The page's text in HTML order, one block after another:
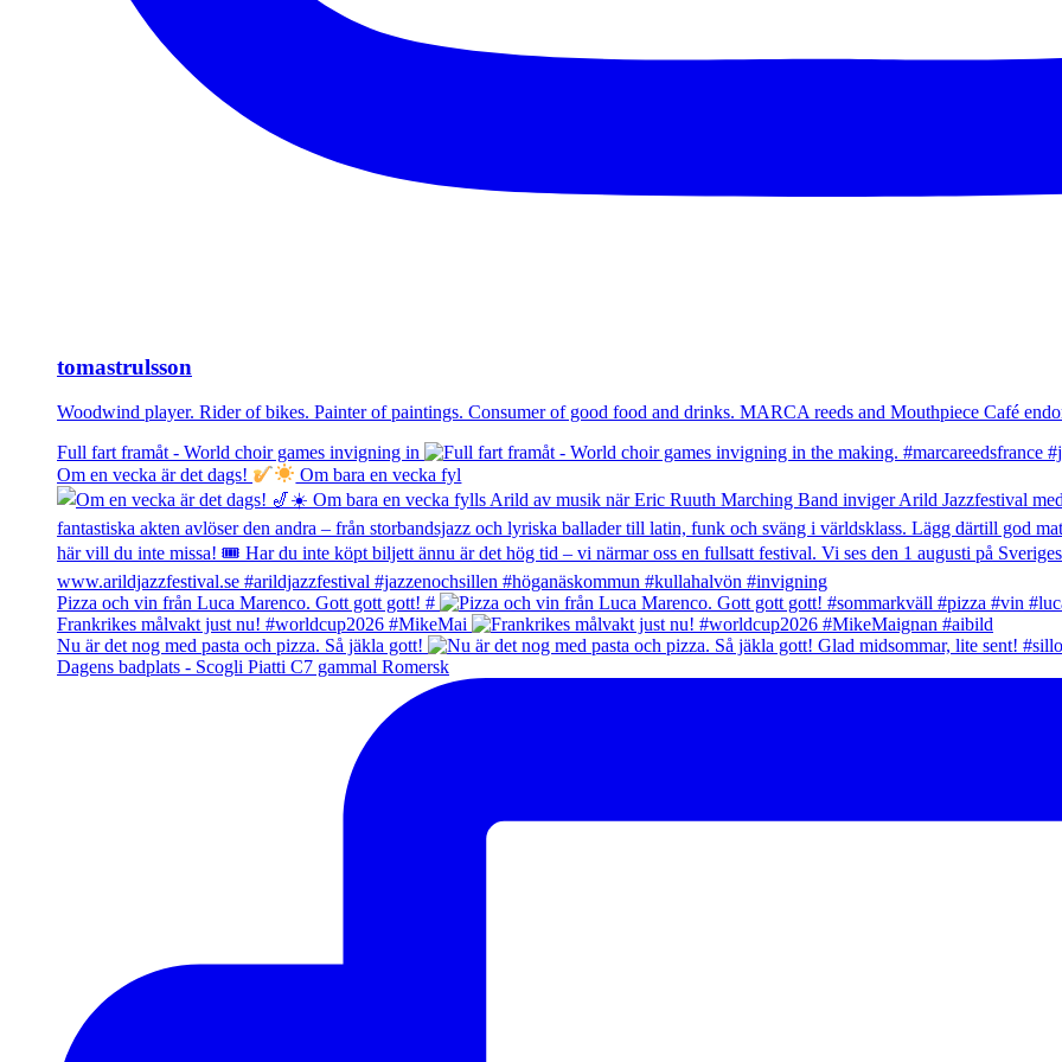
tomastrulsson
Woodwind player. Rider of bikes. Painter of paintings. Consumer of good food and drinks. MARCA reeds and Mouthpiece Café
Full fart framåt - World choir games invigning in
Om en vecka är det dags!
Om bara en vecka fyl
Pizza och vin från Luca Marenco. Gott gott gott! #
Frankrikes målvakt just nu! #worldcup2026 #MikeMai
Nu är det nog med pasta och pizza. Så jäkla gott!
Dagens badplats - Scogli Piatti C7 gammal Romersk